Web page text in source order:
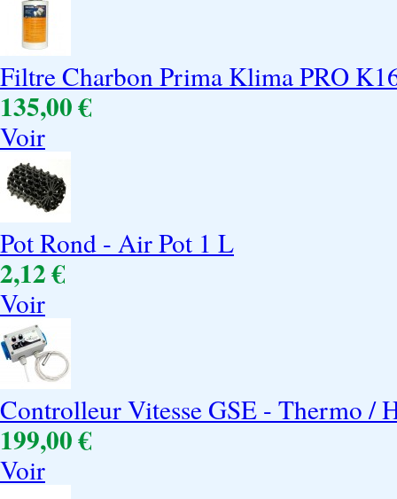
Filtre Charbon Prima Klima PRO
135,00 €
Voir
Pot Rond - Air Pot 1 L
2,12 €
Voir
Controlleur Vitesse GSE - Thermo /
199,00 €
Voir